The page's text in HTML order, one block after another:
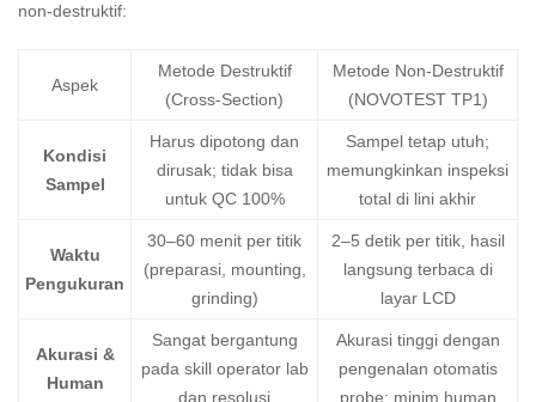
non-destruktif:
Aspek
Metode Destruktif
(Cross-Section)
Metode Non-Destruktif
(NOVOTEST TP1)
Kondisi
Sampel
Harus dipotong dan
dirusak; tidak bisa
untuk QC 100%
Sampel tetap utuh;
memungkinkan inspeksi
total di lini akhir
Waktu
Pengukuran
30–60 menit per titik
(preparasi, mounting,
grinding)
2–5 detik per titik, hasil
langsung terbaca di
layar LCD
Akurasi &
Human
Sangat bergantung
pada skill operator lab
dan resolusi
Akurasi tinggi dengan
pengenalan otomatis
probe; minim human